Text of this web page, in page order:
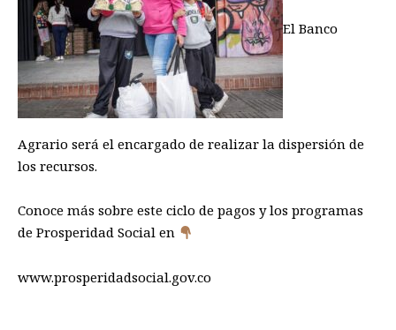
El Banco
Agrario será el encargado de realizar la dispersión de
los recursos.
Conoce más sobre este ciclo de pagos y los programas
de Prosperidad Social en
www.prosperidadsocial.gov.co